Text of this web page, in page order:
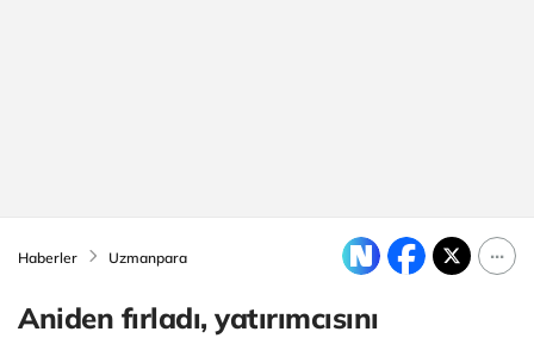
Haberler Uzmanpara
Aniden fırladı, yatırımcısını